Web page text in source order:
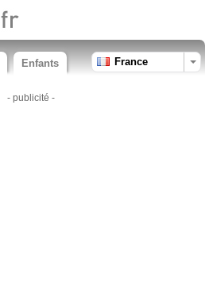
Enfants France
- publicité -